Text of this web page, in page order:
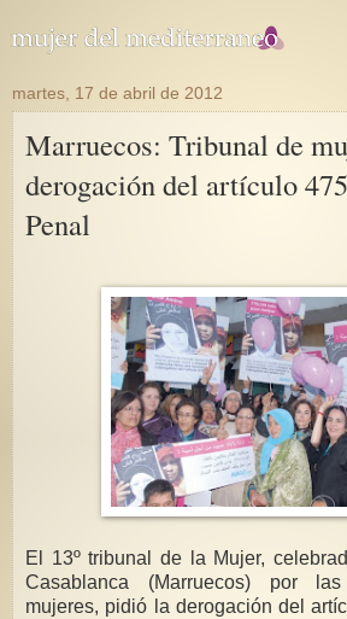
martes, 17 de abril de 2012
Marruecos: Tribunal de
derogación del artículo
Penal
El 13º tribunal de la Mujer, celebrado el 7 de abril en
Casablanca (Marruecos) por
mujeres, pidió la derogación del